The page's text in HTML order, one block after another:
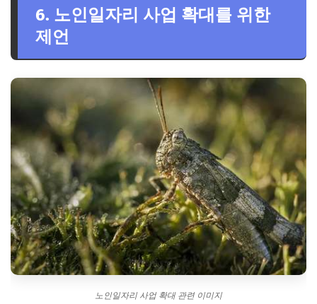
6. 노인일자리 사업 확대를 위한
제언
노인일자리 사업 확대 관련 이미지